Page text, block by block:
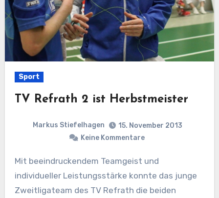
Sport
TV Refrath 2 ist Herbstmeister
Markus Stiefelhagen
15. November 2013
Keine Kommentare
Mit beeindruckendem Teamgeist und
individueller Leistungsstärke konnte das junge
Zweitligateam des TV Refrath die beiden